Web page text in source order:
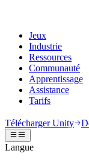
Jeux
Industrie
Ressources
Communauté
Apprentissage
Assistance
Tarifs
Moteur Unity
Créez des jeux 2D et
Collaboration 3D
Construisez et révisez
Documentation
Discussions
Unity Learn
Maîtrisez les
Obtenir de l'aide
Vous aider à réussir
Télécharger Unity
Langue